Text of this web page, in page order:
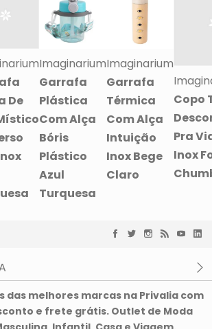
De
Imaginarium
Garrafa
Plástica
Com Alça
Bóris
Plástico
Azul
Turquesa
Imaginarium
Garrafa
Térmica
Com Alça
Intuição
Inox Bege
Claro
Copo
Pra
Inox
das melhores marcas na Privalia com
e frete grátis. Outlet de Moda